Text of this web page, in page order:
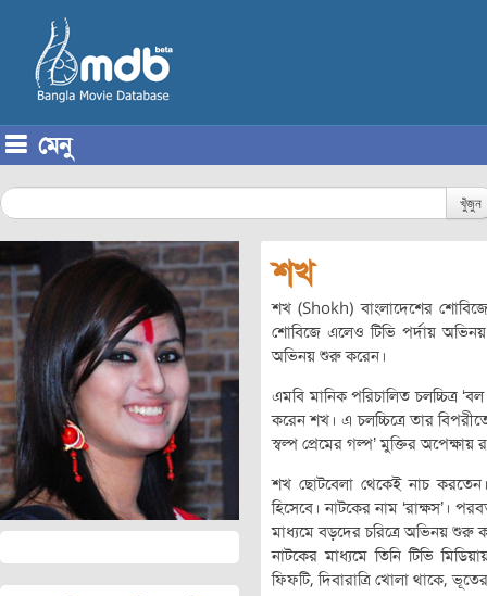
মেনু
খুঁজুন
শখ
শখ (Shokh) বাংলাদেশের
শোবিজে এলেও টিভি পর্দায়
অভিনয় শুরু করেন।
এমবি মানিক পরিচালিত চলচ্চিত্র
করেন শখ। এ চলচ্চিত্রে তার
স্বল্প প্রেমের গল্প’ মুক্তির অপেক্ষায়
শখ ছোটবেলা থেকেই নাচ
হিসেবে। নাটকের নাম ‘রাক্ষস’।
মাধ্যমে বড়দের চরিত্রে অভিনয় শুরু
নাটকের মাধ্যমে তিনি টিভি
ফিফটি, দিবারাত্রি খোলা থাকে,